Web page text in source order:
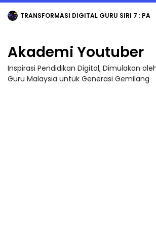
TRANSFORMASI DIGITAL GURU SIRI 7 : PAHLAWAN DIGITAL PENYELAMAT DUNIA
Akademi Youtuber
Inspirasi Pendidikan Digital, Dimulakan
Guru Malaysia untuk Generasi Gemilang